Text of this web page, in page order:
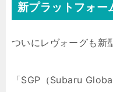
新プラットフォー
ついにレヴォーグも新
「SGP（Subaru